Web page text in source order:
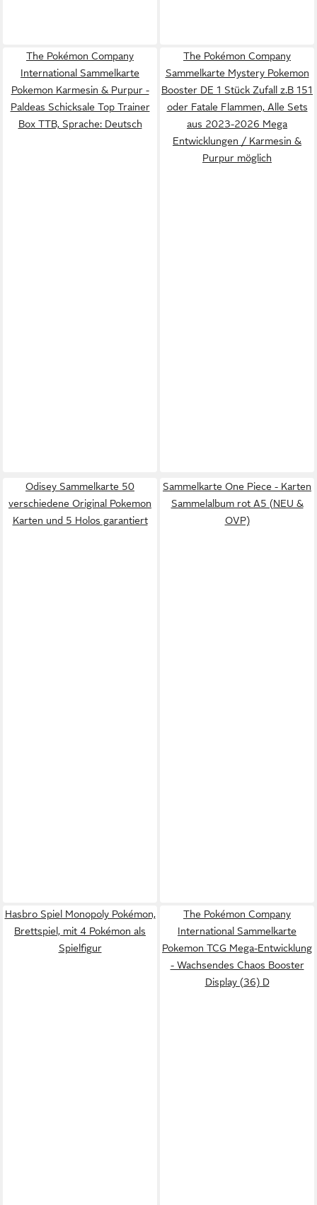
The Pokémon Company
International Sammelkarte
Pokemon Karmesin & Purpur -
Paldeas Schicksale Top Trainer
Box TTB, Sprache: Deutsch
The Pokémon Company
Sammelkarte Mystery Pokemon
Booster DE 1 Stück Zufall z.B 151
oder Fatale Flammen, Alle Sets
aus 2023-2026 Mega
Entwicklungen / Karmesin &
Purpur möglich
Odisey Sammelkarte 50
verschiedene Original Pokemon
Karten und 5 Holos garantiert
Sammelkarte One Piece - Karten
Sammelalbum rot A5 (NEU &
OVP)
Hasbro Spiel Monopoly Pokémon,
Brettspiel, mit 4 Pokémon als
Spielfigur
The Pokémon Company
International Sammelkarte
Pokemon TCG Mega-Entwicklung
- Wachsendes Chaos Booster
Display (36) D